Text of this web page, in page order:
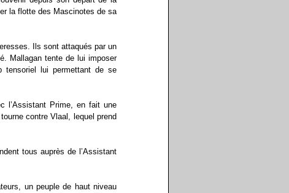
la flotte des Mascinotes de sa
Ils sont attaqués par un
Mallagan tente de lui imposer
tensoriel lui permettant de se
l’Assistant Prime, en fait une
contre Vlaal, lequel prend
tous auprès de l’Assistant
un peuple de haut niveau